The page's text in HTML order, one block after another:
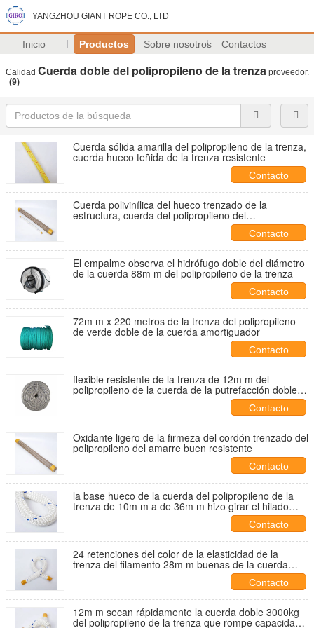
YANGZHOU GIANT ROPE CO., LTD
Inicio Productos Sobre nosotros Contactos
Calidad Cuerda doble del polipropileno de la trenza proveedor.
(9)
Cuerda sólida amarilla del polipropileno de la trenza,
cuerda hueco teñida de la trenza resistente
Contacto
Cuerda polivinílica del hueco trenzado de la
estructura, cuerda del polipropileno del
Contacto
El empalme observa el hidrófugo doble del diámetro
de la cuerda 88m m del polipropileno de la trenza
Contacto
72m m x 220 metros de la trenza del polipropileno
de verde doble de la cuerda amortiguador
Contacto
flexible resistente de la trenza de 12m m del
polipropileno de la cuerda de la putrefacción doble
Contacto
Oxidante ligero de la firmeza del cordón trenzado del
polipropileno del amarre buen resistente
Contacto
la base hueco de la cuerda del polipropileno de la
trenza de 10m m a de 36m m hizo girar el hilado
Contacto
24 retenciones del color de la elasticidad de la
trenza del filamento 28m m buenas de la cuerda
Contacto
12m m secan rápidamente la cuerda doble 3000kg
del polipropileno de la trenza que rompe capacidad